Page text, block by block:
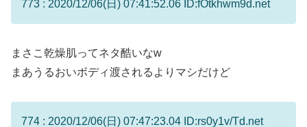
773 : 2020/12/06(日) 07:41:52.06 ID:fOtkhwm9d.net
まさこ乾燥肌ってネタ酷いなw
まあうるおいボディ渡されるよりマシだけど
774 : 2020/12/06(日) 07:47:23.04 ID:rs0y1v/Td.net